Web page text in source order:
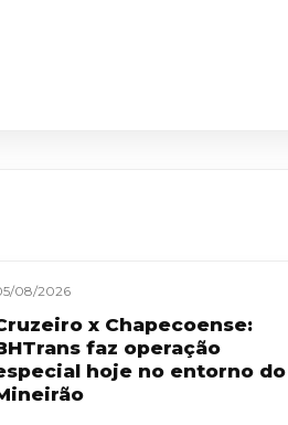
08/2026
x Chapecoense:
faz operação
hoje no entorno do